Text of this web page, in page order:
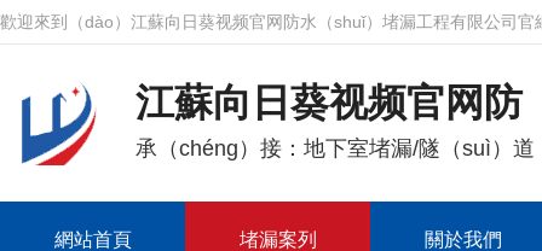
歡迎來到（dào）江蘇向日葵视频官网防水（shuǐ）堵漏工程有限公司官
江蘇向日葵视频官网
承（chéng）接：地下室堵漏/隧（suì）
網站首頁 堵漏案列 關於我們